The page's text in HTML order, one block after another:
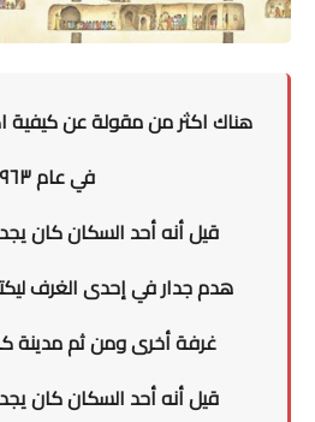
هناكاكثر من مقولة عن كيفية
في عام ١٩٦٣
قيل أنه أحد السكان كان
هدم جدار في إحدى الغرف
غرفة أخرى ومن ثم مدينة
قيل أنه أحد السكان كان